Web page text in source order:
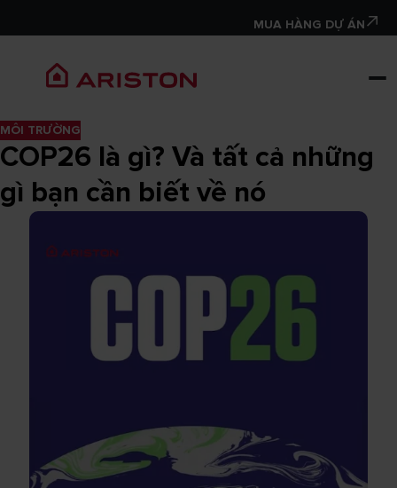
MUA HÀNG DỰ ÁN
MÔI TRƯỜNG
COP26 là gì? Và tất cả những
gì bạn cần biết về nó